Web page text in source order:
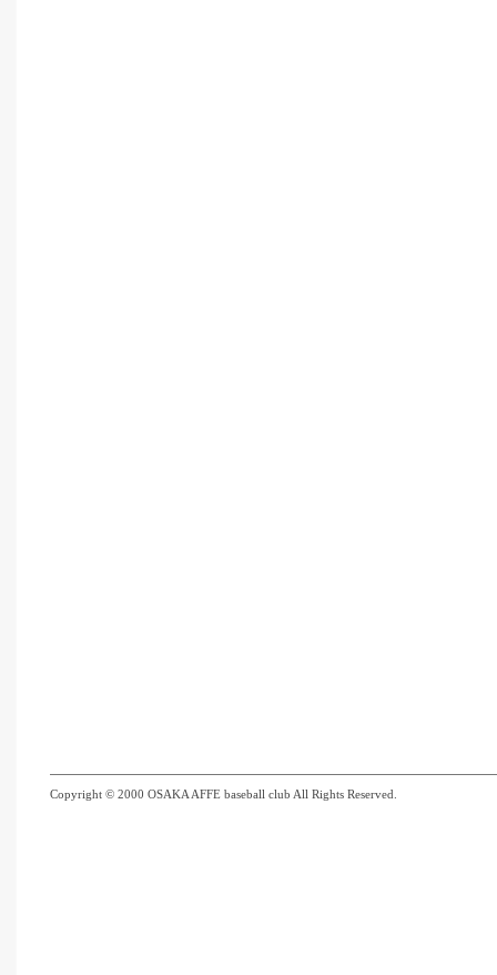
Copyright © 2000 OSAKA AFFE baseball club All Rights Reserved.